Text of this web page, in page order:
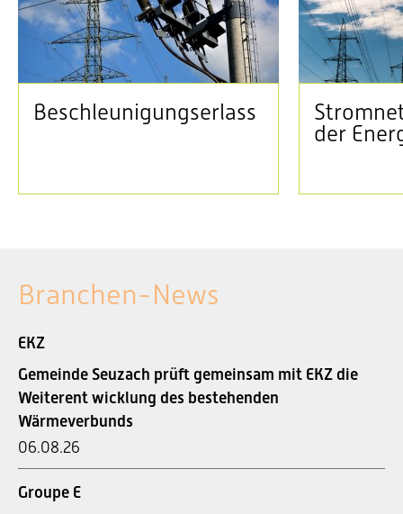
Beschleunigungserlass
der
Branchen-News
EKZ
Gemeinde Seuzach prüft gemeinsam mit EKZ die
Weiterent wicklung des bestehenden
Wärmeverbunds
06.08.26
Groupe E